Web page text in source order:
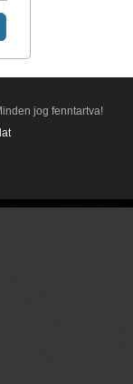
jog fenntartva!